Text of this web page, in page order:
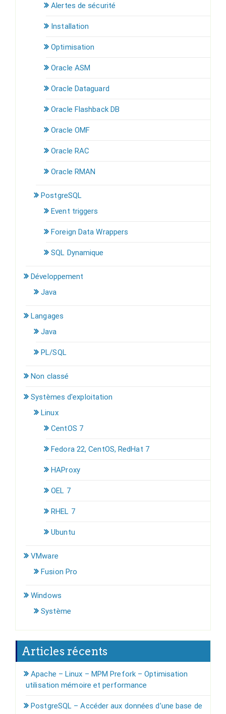
Alertes de sécurité
Installation
Optimisation
Oracle ASM
Oracle Dataguard
Oracle Flashback DB
Oracle OMF
Oracle RAC
Oracle RMAN
PostgreSQL
Event triggers
Foreign Data Wrappers
SQL Dynamique
Développement
Java
Langages
Java
PL/SQL
Non classé
Systèmes d'exploitation
Linux
CentOS 7
Fedora 22, CentOS, RedHat 7
HAProxy
OEL 7
RHEL 7
Ubuntu
VMware
Fusion Pro
Windows
Système
Articles récents
Apache – Linux – MPM Prefork – Optimisation
utilisation mémoire et performance
PostgreSQL – Accéder aux données d’une base de